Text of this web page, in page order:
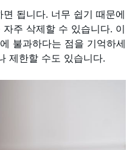
됩니다. 너무 쉽기 때문에
주 삭제할 수 있습니다. 이
불과하다는 점을 기억하세
제한할 수도 있습니다.